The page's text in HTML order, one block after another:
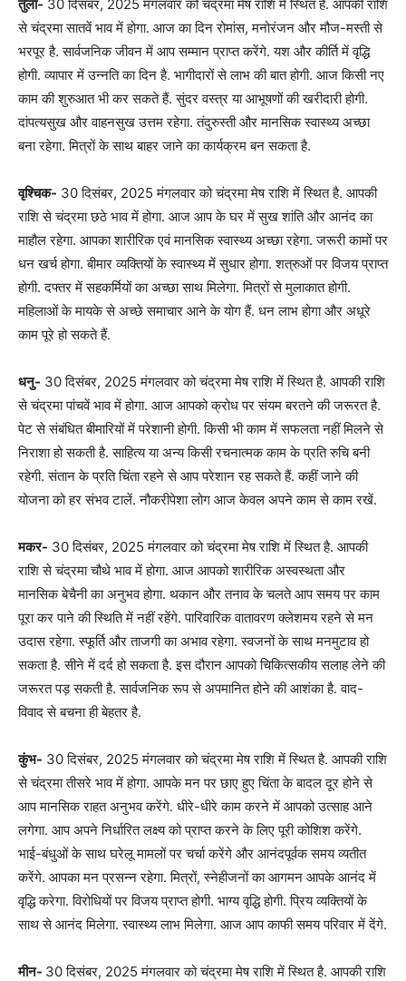
तुला- 30 दिसंबर, 2025 मंगलवार को चंद्रमा मेष राशि में स्थित है. आपकी राशि
से चंद्रमा सातवें भाव में होगा. आज का दिन रोमांस, मनोरंजन और मौज-मस्ती से
भरपूर है. सार्वजनिक जीवन में आप सम्मान प्राप्त करेंगे. यश और कीर्ति में वृद्धि
होगी. व्यापार में उन्नति का दिन है. भागीदारों से लाभ की बात होगी. आज किसी नए
काम की शुरुआत भी कर सकते हैं. सुंदर वस्त्र या आभूषणों की खरीदारी होगी.
दांपत्यसुख और वाहनसुख उत्तम रहेगा. तंदुरुस्ती और मानसिक स्वास्थ्य अच्छा
बना रहेगा. मित्रों के साथ बाहर जाने का कार्यक्रम बन सकता है.
वृश्चिक- 30 दिसंबर, 2025 मंगलवार को चंद्रमा मेष राशि में स्थित है. आपकी
राशि से चंद्रमा छठे भाव में होगा. आज आप के घर में सुख शांति और आनंद का
माहौल रहेगा. आपका शारीरिक एवं मानसिक स्वास्थ्य अच्छा रहेगा. जरूरी कामों पर
धन खर्च होगा. बीमार व्यक्तियों के स्वास्थ्य में सुधार होगा. शत्रुओं पर विजय प्राप्त
होगी. दफ्तर में सहकर्मियों का अच्छा साथ मिलेगा. मित्रों से मुलाकात होगी.
महिलाओं के मायके से अच्छे समाचार आने के योग हैं. धन लाभ होगा और अधूरे
काम पूरे हो सकते हैं.
धनु- 30 दिसंबर, 2025 मंगलवार को चंद्रमा मेष राशि में स्थित है. आपकी राशि
से चंद्रमा पांचवें भाव में होगा. आज आपको क्रोध पर संयम बरतने की जरूरत है.
पेट से संबंधित बीमारियों में परेशानी होगी. किसी भी काम में सफलता नहीं मिलने से
निराशा हो सकती है. साहित्य या अन्य किसी रचनात्मक काम के प्रति रुचि बनी
रहेगी. संतान के प्रति चिंता रहने से आप परेशान रह सकते हैं. कहीं जाने की
योजना को हर संभव टालें. नौकरीपेशा लोग आज केवल अपने काम से काम रखें.
मकर- 30 दिसंबर, 2025 मंगलवार को चंद्रमा मेष राशि में स्थित है. आपकी
राशि से चंद्रमा चौथे भाव में होगा. आज आपको शारीरिक अस्वस्थता और
मानसिक बेचैनी का अनुभव होगा. थकान और तनाव के चलते आप समय पर काम
पूरा कर पाने की स्थिति में नहीं रहेंगे. पारिवारिक वातावरण क्लेशमय रहने से मन
उदास रहेगा. स्फूर्ति और ताजगी का अभाव रहेगा. स्वजनों के साथ मनमुटाव हो
सकता है. सीने में दर्द हो सकता है. इस दौरान आपको चिकित्सकीय सलाह लेने की
जरूरत पड़ सकती है. सार्वजनिक रूप से अपमानित होने की आशंका है. वाद-
विवाद से बचना ही बेहतर है.
कुंभ- 30 दिसंबर, 2025 मंगलवार को चंद्रमा मेष राशि में स्थित है. आपकी राशि
से चंद्रमा तीसरे भाव में होगा. आपके मन पर छाए हुए चिंता के बादल दूर होने से
आप मानसिक राहत अनुभव करेंगे. धीरे-धीरे काम करने में आपको उत्साह आने
लगेगा. आप अपने निर्धारित लक्ष्य को प्राप्त करने के लिए पूरी कोशिश करेंगे.
भाई-बंधुओं के साथ घरेलू मामलों पर चर्चा करेंगे और आनंदपूर्वक समय व्यतीत
करेंगे. आपका मन प्रसन्न रहेगा. मित्रों, स्नेहीजनों का आगमन आपके आनंद में
वृद्धि करेगा. विरोधियों पर विजय प्राप्त होगी. भाग्य वृद्धि होगी. प्रिय व्यक्तियों के
साथ से आनंद मिलेगा. स्वास्थ्य लाभ मिलेगा. आज आप काफी समय परिवार में देंगे.
मीन- 30 दिसंबर, 2025 मंगलवार को चंद्रमा मेष राशि में स्थित है. आपकी राशि